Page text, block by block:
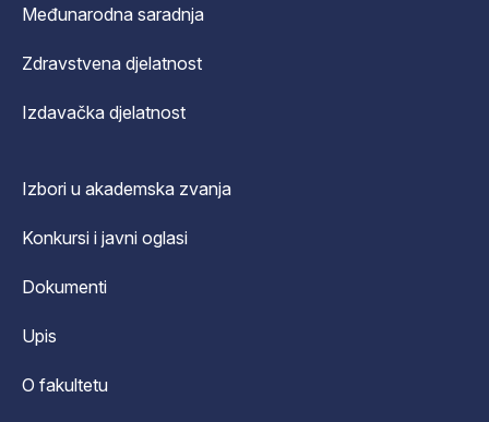
Međunarodna saradnja
Zdravstvena djelatnost
Izdavačka djelatnost
Izbori u akademska zvanja
Konkursi i javni oglasi
Dokumenti
Upis
O fakultetu